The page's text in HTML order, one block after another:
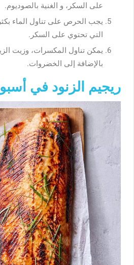
على السكر، و الغنية بالصوديوم.
يجب الحرص على تناول الماء
التي تحتوي على السكر.
يمكن تناول المكسرات، وزيت
بالإضافة إلى الخضروات.
ريجيم الزنود في